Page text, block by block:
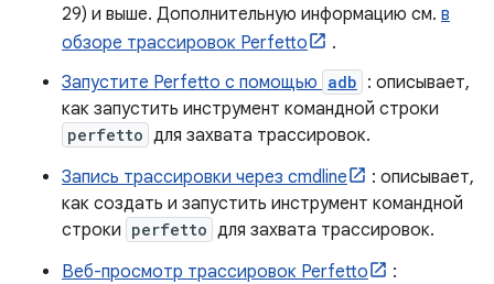
29) и выше. Дополнительную информацию см. в
обзоре трассировок Perfetto
.
Запустите Perfetto с помощью adb : описывает,
как запустить инструмент командной строки
perfetto для захвата трассировок.
Запись трассировки через cmdline
: описывает,
как создать и запустить инструмент командной
строки perfetto для захвата трассировок.
Веб-просмотр трассировок Perfetto
: